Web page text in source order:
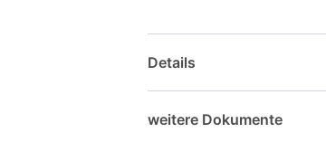
Details
weitere Dokumente